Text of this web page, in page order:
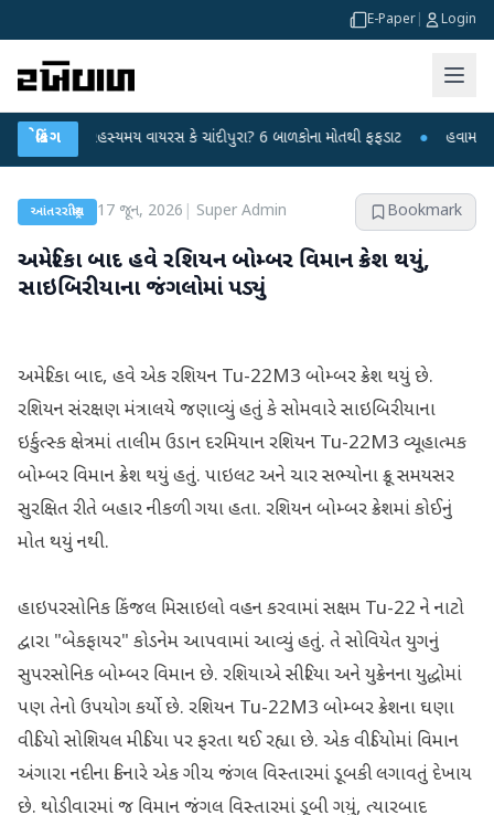
E-Paper Login
બ્રેકિંગ
રહસ્યમય વાયરસ કે ચાંદીપુરા? 6 બાળકોના મોતથી ફફડાટ ● હવામાન વિભાગે
આંતરરાષ્ટ્રીય 17 જૂન, 2026 Super Admin Bookmark
અમેરિકા બાદ હવે રશિયન બોમ્બર વિમાન ક્રેશ થયું,
સાઇબિરીયાના જંગલોમાં પડ્યું
અમેરિકા બાદ, હવે એક રશિયન Tu-22M3 બોમ્બર ક્રેશ થયું છે.
રશિયન સંરક્ષણ મંત્રાલયે જણાવ્યું હતું કે સોમવારે સાઇબિરીયાના
ઇર્કુત્સ્ક ક્ષેત્રમાં તાલીમ ઉડાન દરમિયાન રશિયન Tu-22M3 વ્યૂહાત્મક
બોમ્બર વિમાન ક્રેશ થયું હતું. પાઇલટ અને ચાર સભ્યોના ક્રૂ સમયસર
સુરક્ષિત રીતે બહાર નીકળી ગયા હતા. રશિયન બોમ્બર ક્રેશમાં કોઈનું
મોત થયું નથી.
હાઇપરસોનિક કિંજલ મિસાઇલો વહન કરવામાં સક્ષમ Tu-22 ને નાટો
દ્વારા "બેકફાયર" કોડનેમ આપવામાં આવ્યું હતું. તે સોવિયેત યુગનું
સુપરસોનિક બોમ્બર વિમાન છે. રશિયાએ સીરિયા અને યુક્રેનના યુદ્ધોમાં
પણ તેનો ઉપયોગ કર્યો છે. રશિયન Tu-22M3 બોમ્બર ક્રેશના ઘણા
વીડિયો સોશિયલ મીડિયા પર ફરતા થઈ રહ્યા છે. એક વીડિયોમાં વિમાન
અંગારા નદીના કિનારે એક ગીચ જંગલ વિસ્તારમાં ડૂબકી લગાવતું દેખાય
છે. થોડીવારમાં જ વિમાન જંગલ વિસ્તારમાં ડૂબી ગયું, ત્યારબાદ